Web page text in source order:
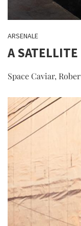
ARSENALE
A
Space Caviar,